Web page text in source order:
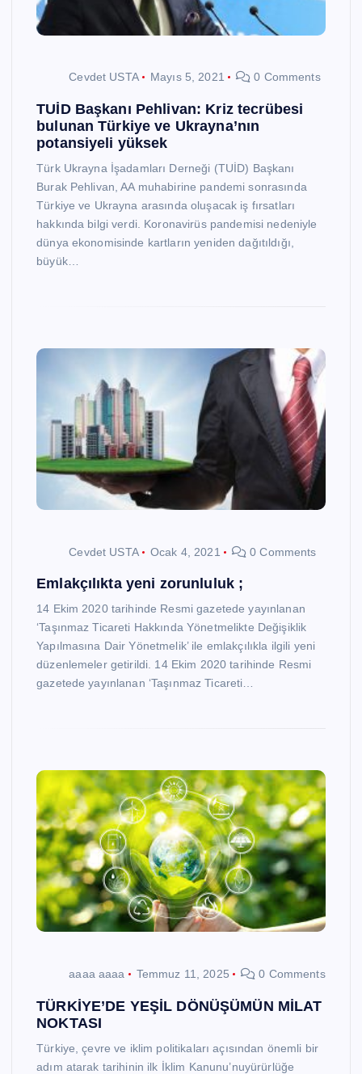
Cevdet USTA Mayıs 5, 2021 0 Comments
TUİD Başkanı Pehlivan: Kriz tecrübesi
bulunan Türkiye ve Ukrayna’nın
potansiyeli yüksek
Türk Ukrayna İşadamları Derneği (TUİD) Başkanı
Burak Pehlivan, AA muhabirine pandemi sonrasında
Türkiye ve Ukrayna arasında oluşacak iş fırsatları
hakkında bilgi verdi. Koronavirüs pandemisi nedeniyle
dünya ekonomisinde kartların yeniden dağıtıldığı,
büyük…
Cevdet USTA Ocak 4, 2021 0 Comments
Emlakçılıkta yeni zorunluluk ;
14 Ekim 2020 tarihinde Resmi gazetede yayınlanan
‘Taşınmaz Ticareti Hakkında Yönetmelikte Değişiklik
Yapılmasına Dair Yönetmelik’ ile emlakçılıkla ilgili yeni
düzenlemeler getirildi. 14 Ekim 2020 tarihinde Resmi
gazetede yayınlanan ‘Taşınmaz Ticareti…
aaaa aaaa Temmuz 11, 2025 0 Comments
TÜRKİYE’DE YEŞİL DÖNÜŞÜMÜN MİLAT
NOKTASI
Türkiye, çevre ve iklim politikaları açısından önemli bir
adım atarak tarihinin ilk İklim Kanunu’nuyürürlüğe